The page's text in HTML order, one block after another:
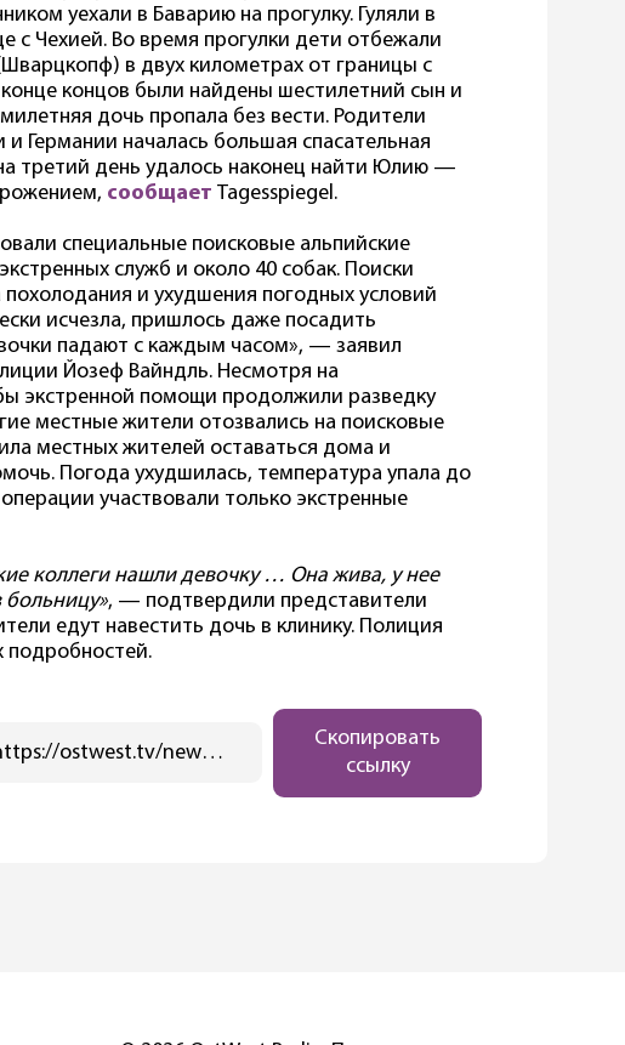
уехали в Баварию на прогулку. Гуляли в
с Чехией. Во время прогулки дети отбежали
в двух километрах от границы с
концов были найдены шестилетний сын и
дочь пропала без вести. Родители
Германии началась большая спасательная
третий день удалось наконец найти Юлию —
сообщает Tagesspiegel.
специальные поисковые альпийские
служб и около 40 собак. Поиски
похолодания и ухудшения погодных условий
исчезла, пришлось даже посадить
падают с каждым часом», — заявил
Йозеф Вайндль. Несмотря на
экстренной помощи продолжили разведку
местные жители отозвались на поисковые
местных жителей оставаться дома и
Погода ухудшилась, температура упала до
участвовали только экстренные
коллеги нашли девочку … Она жива, у нее
больницу», — подтвердили представители
едут навестить дочь в клинику. Полиция
подробностей.
https://ostwest.tv/news/na-granitse-germanii-i-chehii-nashli-zhyvim-propavshego-rebenka/
Скопировать
ссылку